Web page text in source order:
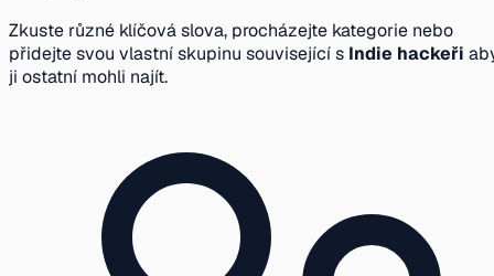
Zkuste různé klíčová slova, procházejte kategorie nebo
přidejte svou vlastní skupinu související s Indie hackeři
ji ostatní mohli najít.